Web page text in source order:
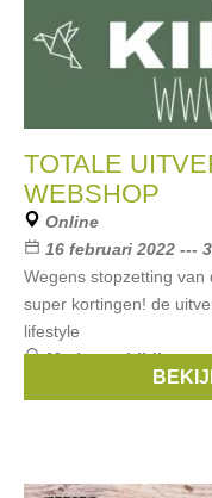
TOTALE
WEBSHOP
Online
16 februari 2022 ---
Wegens stopzetting van
super kortingen! de
lifestyle
Merken:childhome,